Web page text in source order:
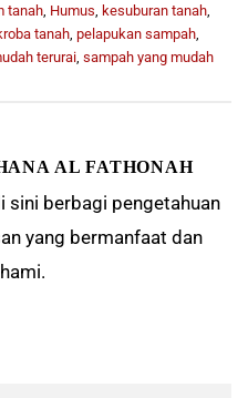
tanah Humus kesuburan tanah
tanah pelapukan sampah
terurai sampah yang mudah
AL FATHONAH
sini berbagi pengetahuan
yang bermanfaat dan